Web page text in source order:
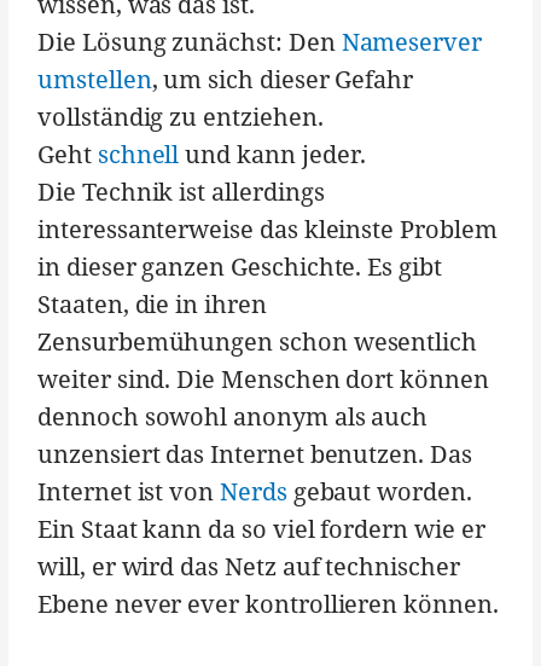
Die Lösung zunächst: DenNameserver
umstellen, um sich dieser Gefahr
vollständig zu entziehen.
Geht schnellund kann jeder.
Die Technik ist allerdings
interessanterweise das kleinste Problem
in dieser ganzen Geschichte. Es gibt
Staaten, die in ihren
Zensurbemühungen schon wesentlich
weiter sind. Die Menschen dort können
dennoch sowohl anonym als auch
unzensiert das Internet benutzen. Das
Internet ist vonNerds gebaut worden.
Ein Staat kann da so viel fordern wie er
will, er wird das Netz auf technischer
Ebene never ever kontrollieren können.